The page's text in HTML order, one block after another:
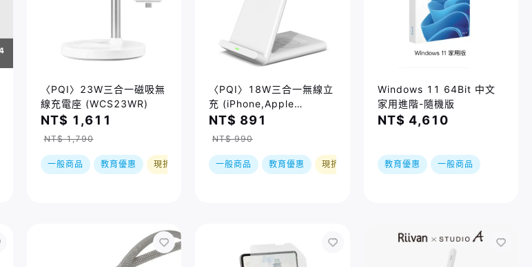
〈PQI〉23W三合一磁吸無
線充電座 (WCS23WR)
NT$ 1,611
NT$ 1,790
一般商品 教育優惠 現折
〈PQI〉18W三合一無線立
充 (iPhone,Apple
Watch,AirPds適用)
NT$ 891
NT$ 990
一般商品 教育優惠 現折
Windows 11 64Bit 中文
家用進階-隨機版
NT$ 4,610
教育優惠 一般商品